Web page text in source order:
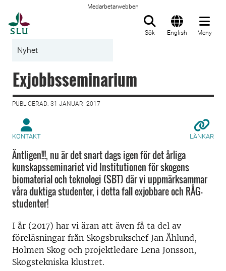
Medarbetarwebben
Sök English Meny
Nyhet
Exjobbsseminarium
PUBLICERAD: 31 JANUARI 2017
KONTAKT LÄNKAR
Äntligen!!!, nu är det snart dags igen för det årliga
kunskapsseminariet vid Institutionen för skogens
biomaterial och teknologi (SBT) där vi uppmärksammar
våra duktiga studenter, i detta fall exjobbare och RÅG-
studenter!
I år (2017) har vi äran att även få ta del av
föreläsningar från Skogsbrukschef Jan Åhlund,
Holmen Skog och projektledare Lena Jonsson,
Skogstekniska klustret.